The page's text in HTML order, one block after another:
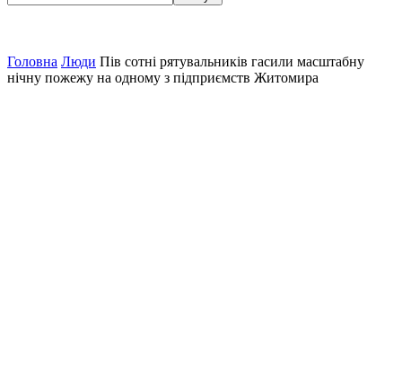
Головна Люди Пів сотні рятувальників гасили масштабну
нічну пожежу на одному з підприємств Житомира